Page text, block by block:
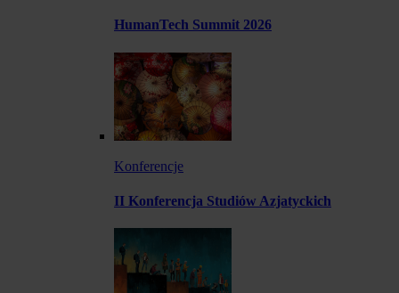
HumanTech Summit 2026
Konferencje
II Konferencja Studiów Azjatyckich